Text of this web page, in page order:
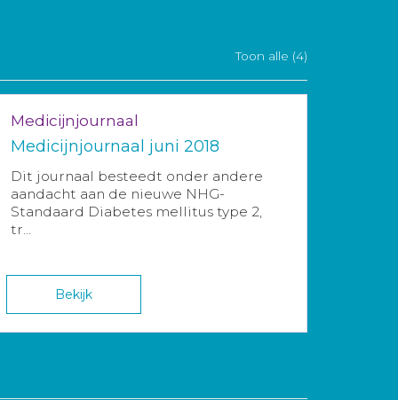
Toon alle (4)
Medicijnjournaal
Medicijnjournaal juni 2018
Dit journaal besteedt onder andere
aandacht aan de nieuwe NHG-
Standaard Diabetes mellitus type 2,
tr...
Bekijk